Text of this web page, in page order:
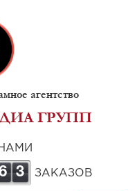
агентство
ГРУПП
3 ЗАКАЗОВ